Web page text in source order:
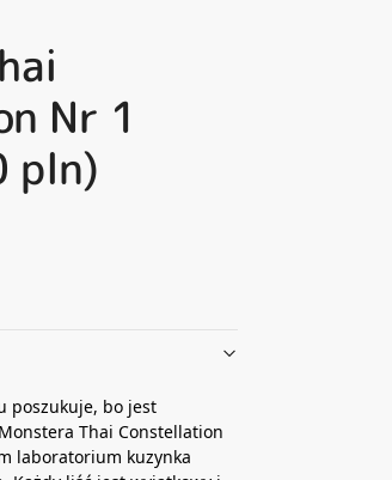
Nr 1
pln)
poszukuje, bo jest
Thai Constellation
laboratorium kuzynka